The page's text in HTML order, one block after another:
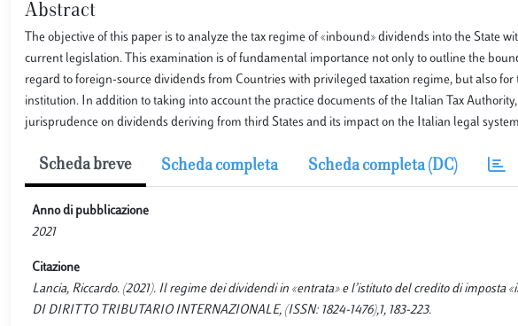
Abstract
The objective of this paper is to analyze the tax regime of «inbound» dividends into the State
current legislation. This examination is of fundamental importance not only to outline the
regard to foreign-source dividends from Countries with privileged taxation regime, but also
institution. In addition to taking into account the practice documents of the Italian Tax
jurisprudence on dividends deriving from third States and its impact on the Italian legal
Scheda breve Scheda completa Scheda completa (DC)
Anno di pubblicazione
2021
Citazione
Lancia, Riccardo. (2021). Il regime dei dividendi in «entrata» e l’istituto del credito di
DI DIRITTO TRIBUTARIO INTERNAZIONALE, (ISSN: 1824-1476),1, 183-223.